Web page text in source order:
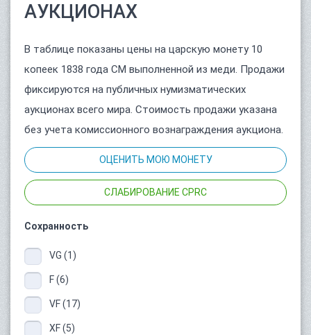
АУКЦИОНАХ
В таблице показаны цены на царскую монету 10
копеек 1838 года СМ выполненной из меди. Продажи
фиксируются на публичных нумизматических
аукционах всего мира. Стоимость продажи указана
без учета комиссионного вознаграждения аукциона.
ОЦЕНИТЬ МОЮ МОНЕТУ
СЛАБИРОВАНИЕ CPRC
Сохранность
VG (1)
F (6)
VF (17)
XF (5)